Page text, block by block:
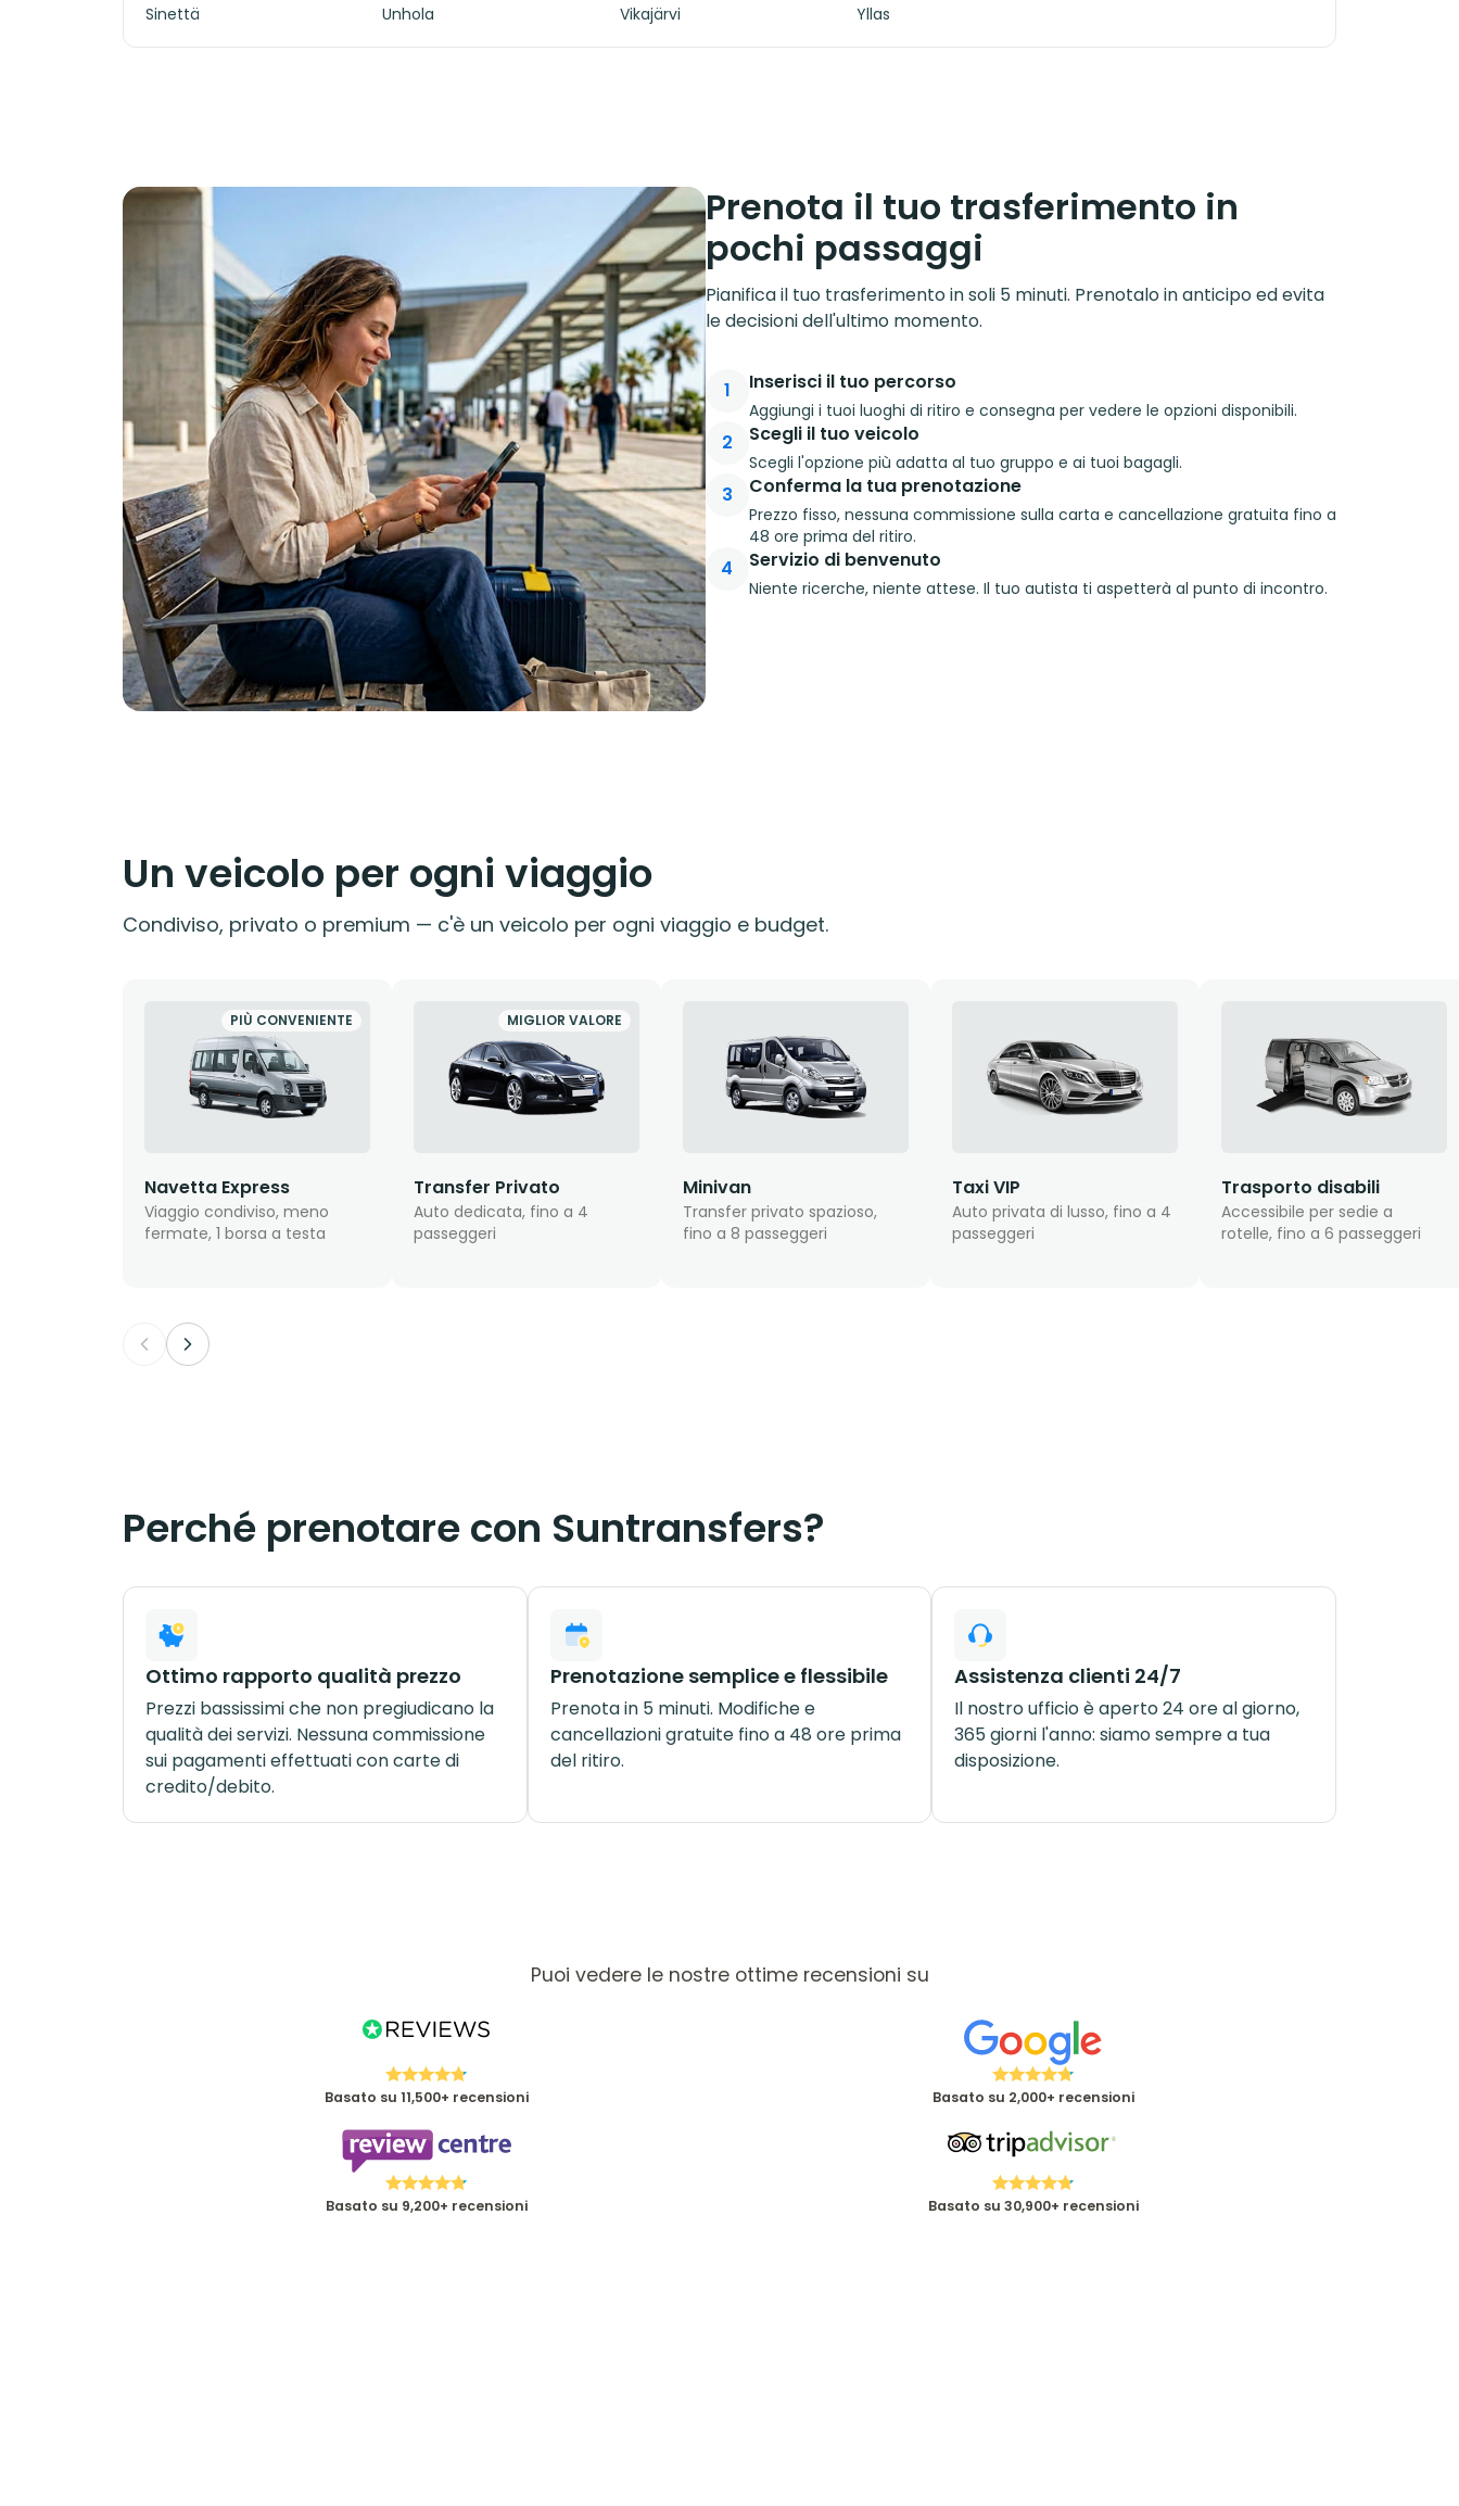
Sinettä
Unhola Vikajärvi Yllas
Prenota il tuo trasferimento in
pochi passaggi
Pianifica il tuo trasferimento in soli 5 minuti. Prenotalo in anticipo ed evita
le decisioni dell'ultimo momento.
1 Inserisci il tuo percorso
Aggiungi i tuoi luoghi di ritiro e consegna per vedere le opzioni disponibili.
2 Scegli il tuo veicolo
Scegli l'opzione più adatta al tuo gruppo e ai tuoi bagagli.
3 Conferma la tua prenotazione
Prezzo fisso, nessuna commissione sulla carta e cancellazione gratuita fino a
48 ore prima del ritiro.
4 Servizio di benvenuto
Niente ricerche, niente attese. Il tuo autista ti aspetterà al punto di incontro.
Un veicolo per ogni viaggio
Condiviso, privato o premium — c'è un veicolo per ogni viaggio e budget.
PIÙ CONVENIENTE
Navetta Express
Viaggio condiviso, meno
fermate, 1 borsa a testa
MIGLIOR VALORE
Transfer Privato
Auto dedicata, fino a 4
passeggeri
Minivan
Transfer privato spazioso,
fino a 8 passeggeri
Taxi VIP
Auto privata di lusso, fino a 4
passeggeri
Trasporto disabili
Accessibile per sedie a
rotelle, fino a 6 passeggeri
Perché prenotare con Suntransfers?
Ottimo rapporto qualità prezzo
Prezzi bassissimi che non pregiudicano la
qualità dei servizi. Nessuna commissione
sui pagamenti effettuati con carte di
credito/debito.
Prenotazione semplice e flessibile
Prenota in 5 minuti. Modifiche e
cancellazioni gratuite fino a 48 ore prima
del ritiro.
Assistenza clienti 24/7
Il nostro ufficio è aperto 24 ore al giorno,
365 giorni l'anno: siamo sempre a tua
disposizione.
Puoi vedere le nostre ottime recensioni su
Basato su 11,500+ recensioni Basato su 2,000+ recensioni
Basato su 9,200+ recensioni Basato su 30,900+ recensioni